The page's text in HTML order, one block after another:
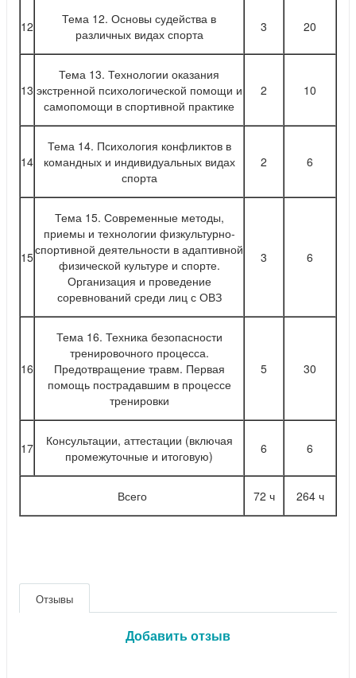
12
Тема 12. Основы судейства в
различных видах спорта
3 20
13
Тема 13. Технологии оказания
экстренной психологической помощи и
самопомощи в спортивной практике
2 10
14
Тема 14. Психология конфликтов в
командных и индивидуальных видах
спорта
2 6
15
Тема 15. Современные методы,
приемы и технологии физкультурно-
спортивной деятельности в адаптивной
физической культуре и спорте.
Организация и проведение
соревнований среди лиц с ОВЗ
3 6
16
Тема 16. Техника безопасности
тренировочного процесса.
Предотвращение травм. Первая
помощь пострадавшим в процессе
тренировки
5 30
17
Консультации, аттестации (включая
промежуточные и итоговую)
6 6
Всего 72 ч 264 ч
Отзывы
Добавить отзыв